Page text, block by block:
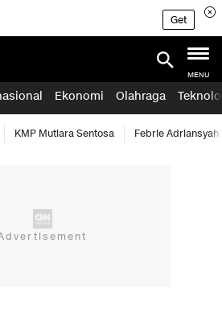
Get
MENU
Ekonomi Olahraga
KMP Mutiara Sentosa Febrie Adriansyah